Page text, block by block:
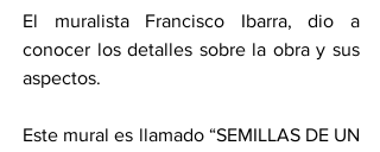
El muralista Francisco Ibarra, dio a
conocer los detalles sobre la obra y sus
aspectos.
Este mural es llamado “SEMILLAS DE UN